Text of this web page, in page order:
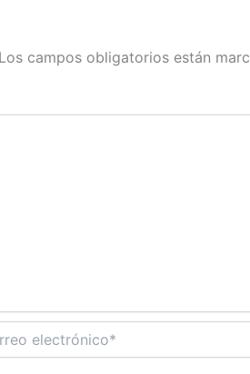
Los campos obligatorios están